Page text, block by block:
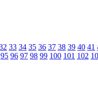
33 34 35 36 37 38 39 40 41
95 96 97 98 99 100 101 102